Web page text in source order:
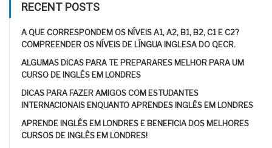
RECENT POSTS
A QUE CORRESPONDEM OS NÍVEIS A1, A2, B1, B2, C1 E C2?
COMPREENDER OS NÍVEIS DE LÍNGUA INGLESA DO QECR.
ALGUMAS DICAS PARA TE PREPARARES MELHOR PARA UM
CURSO DE INGLÊS EM LONDRES
DICAS PARA FAZER AMIGOS COM ESTUDANTES
INTERNACIONAIS ENQUANTO APRENDES INGLÊS EM LONDRES
APRENDE INGLÊS EM LONDRES E BENEFICIA DOS MELHORES
CURSOS DE INGLÊS EM LONDRES!